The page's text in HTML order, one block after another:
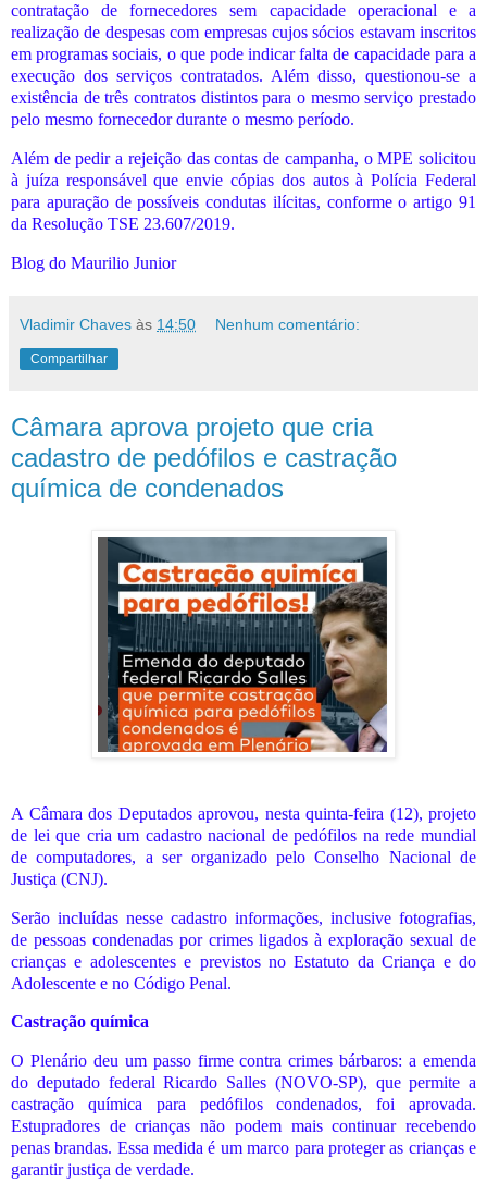
contratação de fornecedores sem capacidade operacional e a
realização de despesas com empresas cujos sócios estavam inscritos
em programas sociais, o que pode indicar falta de capacidade para a
execução dos serviços contratados. Além disso, questionou-se a
existência de três contratos distintos para o mesmo serviço prestado
pelo mesmo fornecedor durante o mesmo período.
Além de pedir a rejeição das contas de campanha, o MPE solicitou
à juíza responsável que envie cópias dos autos à Polícia Federal
para apuração de possíveis condutas ilícitas, conforme o artigo 91
da Resolução TSE 23.607/2019.
Blog do Maurilio Junior
Vladimir Chaves às 14:50 Nenhum comentário:
Compartilhar
Câmara aprova projeto que cria
cadastro de pedófilos e castração
química de condenados
A Câmara dos Deputados aprovou, nesta quinta-feira (12), projeto
de lei que cria um cadastro nacional de pedófilos na rede mundial
de computadores, a ser organizado pelo Conselho Nacional de
Justiça (CNJ).
Serão incluídas nesse cadastro informações, inclusive fotografias,
de pessoas condenadas por crimes ligados à exploração sexual de
crianças e adolescentes e previstos no Estatuto da Criança e do
Adolescente e no Código Penal.
Castração química
O Plenário deu um passo firme contra crimes bárbaros: a emenda
do deputado federal Ricardo Salles (NOVO-SP), que permite a
castração química para pedófilos condenados, foi aprovada.
Estupradores de crianças não podem mais continuar recebendo
penas brandas. Essa medida é um marco para proteger as crianças e
garantir justiça de verdade.